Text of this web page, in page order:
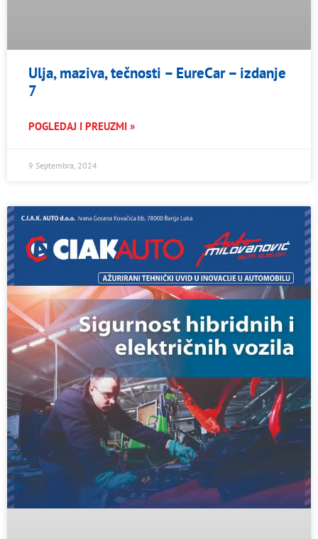
Ulja, maziva, tečnosti – EureCar – izdanje
7
POGLEDAJ I PREUZMI »
9 Septembra, 2024